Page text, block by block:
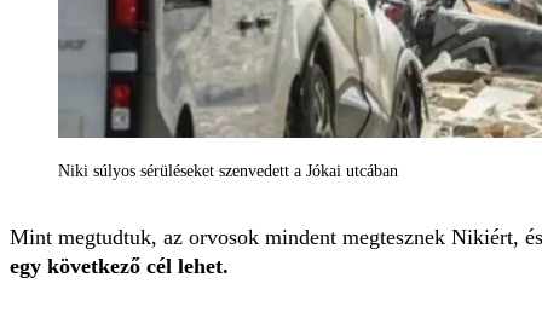
Niki súlyos sérüléseket szenvedett a Jókai utcában
Mint megtudtuk, az orvosok mindent megtesznek Nikiért,
egy következő cél lehet.